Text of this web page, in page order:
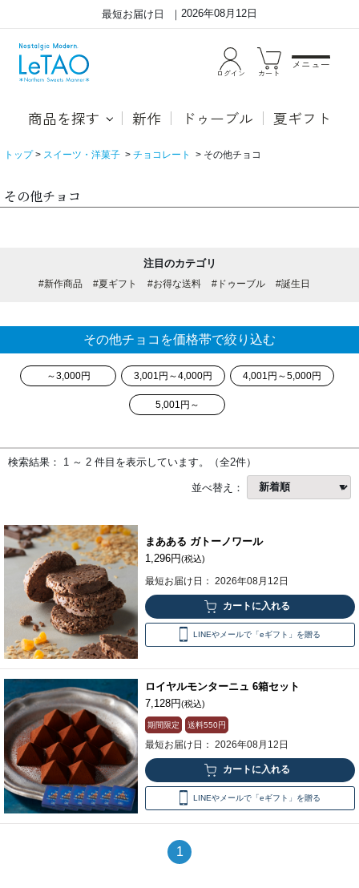
最短お届け日 2026年08月12日
ログイン カート
メニュー
商品を探す 新作 ドゥーブル 夏ギフト
トップ スイーツ・洋菓子 チョコレート その他チョコ
その他チョコ
注目のカテゴリ
#新作商品 #夏ギフト #お得な送料 #ドゥーブル #誕生日
その他チョコを価格帯で絞り込む
～3,000円 3,001円～4,000円 4,001円～5,000円
5,001円～
検索結果： 1 ～ 2 件目を表示しています。（全2件）
並べ替え：
まあある ガトーノワール
1,296円(税込)
最短お届け日： 2026年08月12日
LINEやメールで「eギフト」を贈る
ロイヤルモンターニュ 6箱セット
7,128円(税込)
期間限定 送料550円
最短お届け日： 2026年08月12日
LINEやメールで「eギフト」を贈る
1